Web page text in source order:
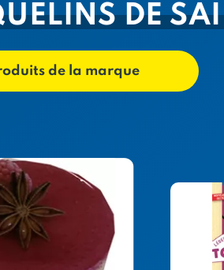
DE
de la marque